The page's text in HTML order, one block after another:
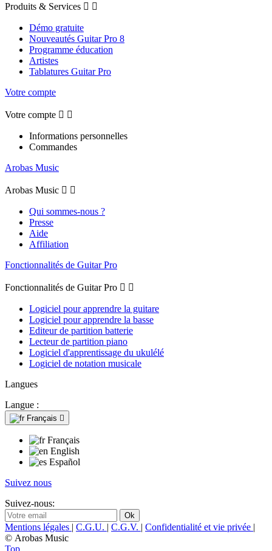
Produits & Services  
Démo gratuite
Nouveautés Guitar Pro 8
Programme éducation
Artistes
Tablatures Guitar Pro
Votre compte
Votre compte  
Informations personnelles
Commandes
Arobas Music
Arobas Music  
Qui sommes-nous ?
Presse
Aide
Affiliation
Fonctionnalités de Guitar Pro
Fonctionnalités de Guitar Pro  
Logiciel pour apprendre la guitare
Logiciel pour apprendre la basse
Editeur de partition batterie
Lecteur de partition piano
Logiciel d'apprentissage du ukulélé
Logiciel de notation musicale
Langues
Langue :
Français 
Français
English
Español
Suivez nous
Suivez-nous:
Mentions légales | C.G.U. | C.G.V. | Confidentialité et vie privée |
© Arobas Music
Top